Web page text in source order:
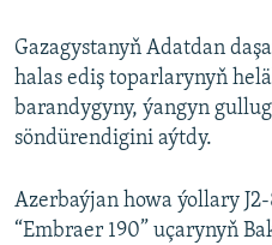
Gazagystanyň Adatdan
halas ediş toparlarynyň
barandygyny, ýangyn
söndürendigini aýtdy.
Azerbaýjan howa ýollary
“Embraer 190” uçarynyň